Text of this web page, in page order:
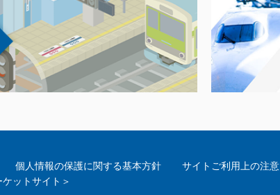
個人情報の保護に関する基本方針
サイトご利用上の注意
ットサイト＞